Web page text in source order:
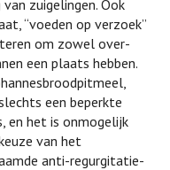
zuigelingen. Ook
“voeden op verzoek”
om zowel over-
een plaats hebben.
een beperkte
en het is onmogelijk
van het
anti-regurgitatie-